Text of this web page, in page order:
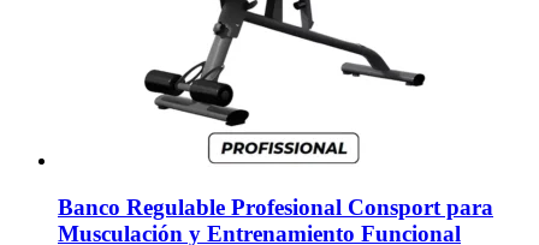
Banco Regulable Profesional Consport para
Musculación y Entrenamiento Funcional